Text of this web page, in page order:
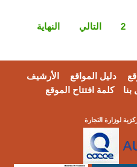
2 التالي النهاية
دليل المواقع
الأرشيف
بنا كلمة افتتاح الموقع
لوزارة التجارة